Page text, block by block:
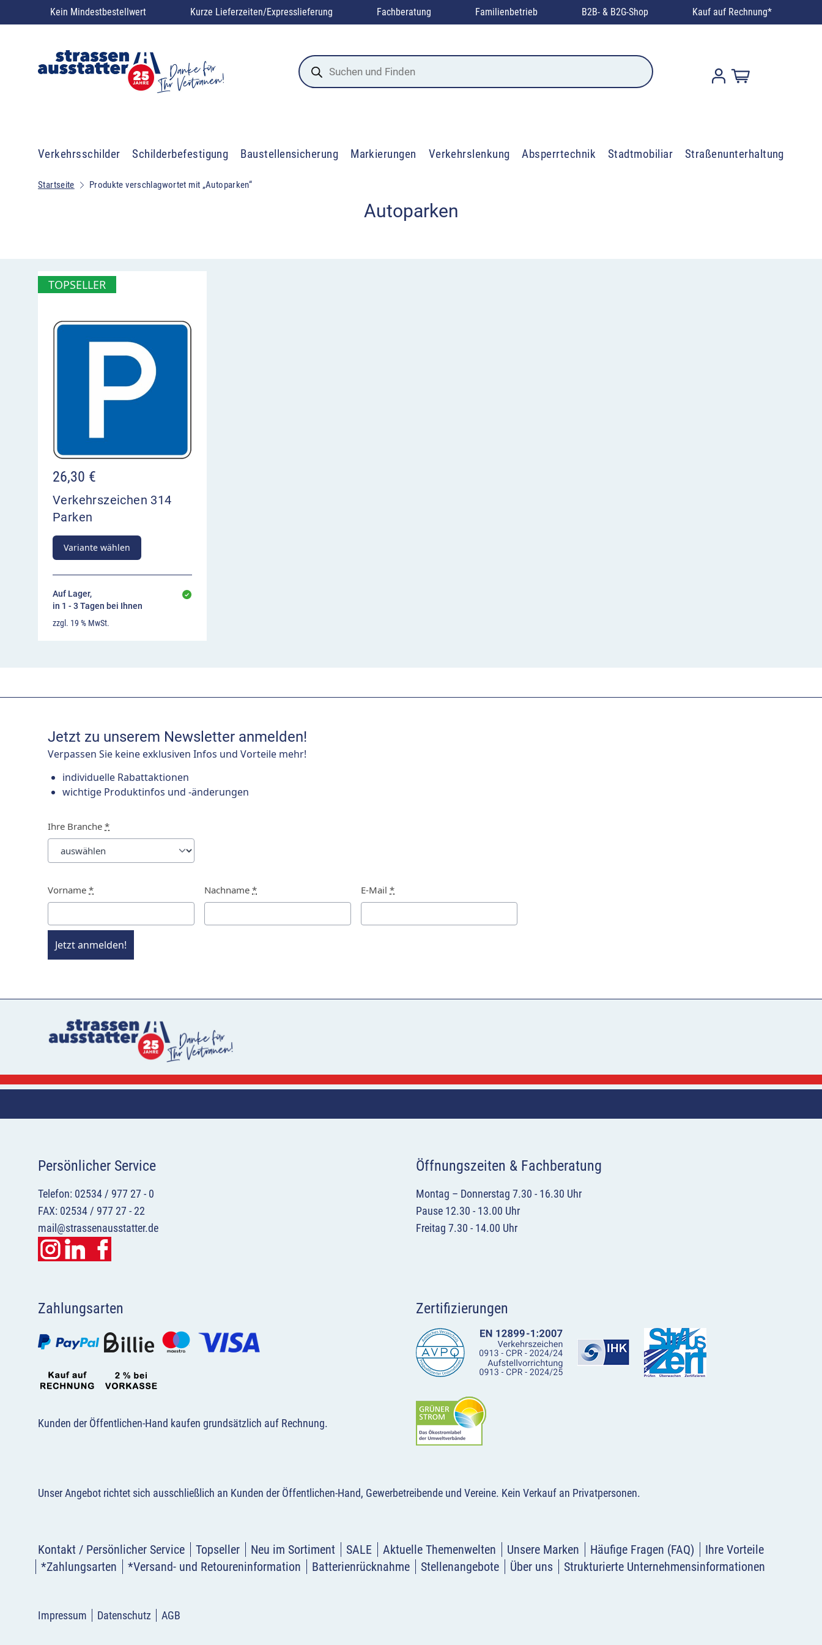
Kein Mindestbestellwert Kurze Lieferzeiten/Expresslieferung Fachberatung Familienbetrieb B2B- & B2G-Shop Kauf auf Rechnung*
Products
search
Verkehrsschilder Schilderbefestigung Baustellensicherung Markierungen Verkehrslenkung Absperrtechnik Stadtmobiliar Straßenunterhaltung
Startseite Produkte verschlagwortet mit „Autoparken“
Autoparken
TOPSELLER
26,30 €
Verkehrszeichen 314
Parken
Variante wählen
Auf Lager,
in 1 - 3 Tagen bei Ihnen
zzgl. 19 % MwSt.
Jetzt zu unserem Newsletter anmelden!
Verpassen Sie keine exklusiven Infos und Vorteile mehr!
individuelle Rabattaktionen
wichtige Produktinfos und -änderungen
Ihre Branche *
Vorname * Nachname * E-Mail *
Jetzt anmelden!
Persönlicher Service
Telefon: 02534 / 977 27 - 0
FAX: 02534 / 977 27 - 22
mail@strassenausstatter.de
Öffnungszeiten & Fachberatung
Montag – Donnerstag 7.30 - 16.30 Uhr
Pause 12.30 - 13.00 Uhr
Freitag 7.30 - 14.00 Uhr
Zahlungsarten
Kunden der Öffentlichen-Hand kaufen grundsätzlich auf Rechnung.
Zertifizierungen
Unser Angebot richtet sich ausschließlich an Kunden der Öffentlichen-Hand, Gewerbetreibende und Vereine. Kein Verkauf an Privatpersonen.
Kontakt / Persönlicher Service Topseller Neu im Sortiment SALE Aktuelle Themenwelten Unsere Marken Häufige Fragen (FAQ)
Ihre Vorteile
*Zahlungsarten
*Versand- und Retoureninformation Batterienrücknahme Stellenangebote Über uns Strukturierte Unternehmensinformationen
Impressum Datenschutz AGB